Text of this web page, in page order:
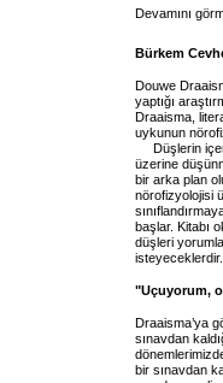
Devamını
Bürkem
Douwe
yaptığı
Draaisma,
uykunun
Düşlerin
üzerine
bir arka plan
nörofizyolojisi
başlar. Kitabı
düşleri
isteyeceklerdir.
"Uçuyorum,
Draaisma’ya
sınavdan
bir sınavdan